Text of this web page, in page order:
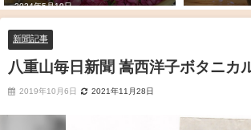
2024年5月19日
新聞記事
八重山毎日新聞 嵩西洋子ボタニカ
2019年10月6日 2021年11月28日